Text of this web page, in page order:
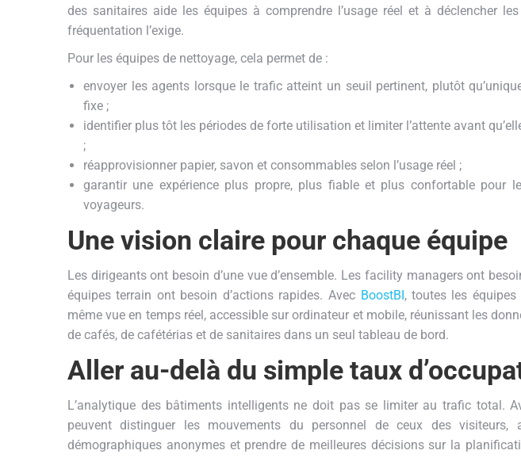
des sanitaires aide les équipes à comprendre l’usage réel et à déclencher
fréquentation l’exige.
Pour les équipes de nettoyage, cela permet de :
envoyer les agents lorsque le trafic atteint un seuil pertinent, plutôt
fixe ;
identifier plus tôt les périodes de forte utilisation et limiter l’attente avant
;
réapprovisionner papier, savon et consommables selon l’usage réel ;
garantir une expérience plus propre, plus fiable et plus confortable pour
voyageurs.
Une vision claire pour chaque équipe
Les dirigeants ont besoin d’une vue d’ensemble. Les facility managers ont
équipes terrain ont besoin d’actions rapides. Avec BoostBI, toutes les
même vue en temps réel, accessible sur ordinateur et mobile, réunissant les
de cafés, de cafétérias et de sanitaires dans un seul tableau de bord.
Aller au-delà du simple taux
L’analytique des bâtiments intelligents ne doit pas se limiter au trafic total.
peuvent distinguer les mouvements du personnel de ceux des visiteurs,
démographiques anonymes et prendre de meilleures décisions sur la